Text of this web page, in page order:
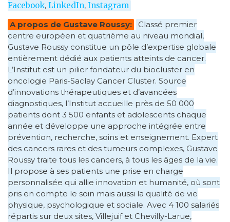
Facebook, LinkedIn, Instagram
A propos de Gustave Roussy:
Classé premier
centre européen et quatrième au niveau mondial,
Gustave Roussy constitue un pôle d’expertise globale
entièrement dédié aux patients atteints de cancer.
L’Institut est un pilier fondateur du biocluster en
oncologie Paris-Saclay Cancer Cluster. Source
d’innovations thérapeutiques et d’avancées
diagnostiques, l’Institut accueille près de 50 000
patients dont 3 500 enfants et adolescents chaque
année et développe une approche intégrée entre
prévention, recherche, soins et enseignement. Expert
des cancers rares et des tumeurs complexes, Gustave
Roussy traite tous les cancers, à tous les âges de la vie.
Il propose à ses patients une prise en charge
personnalisée qui allie innovation et humanité, où sont
pris en compte le soin mais aussi la qualité de vie
physique, psychologique et sociale. Avec 4 100 salariés
répartis sur deux sites, Villejuif et Chevilly-Larue,